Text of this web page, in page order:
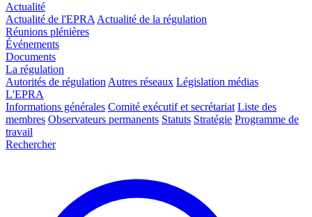
Actualité
Actualité de l'EPRA Actualité de la régulation
Réunions plénières
Événements
Documents
La régulation
Autorités de régulation Autres réseaux Législation médias
L'EPRA
Informations générales Comité exécutif et secrétariat Liste des
membres Observateurs permanents Statuts Stratégie Programme de
travail
Rechercher